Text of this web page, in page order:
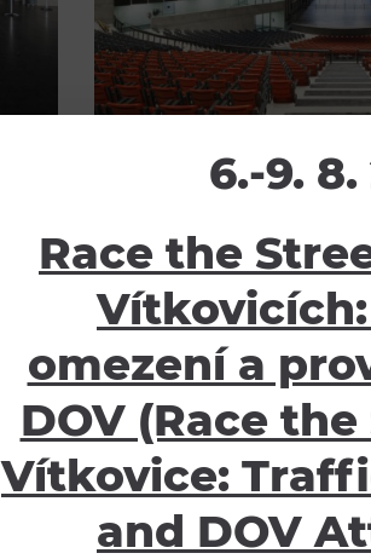
6.-9.
Race the
omezení a
DOV (Race
Vítkovice:
and DOV